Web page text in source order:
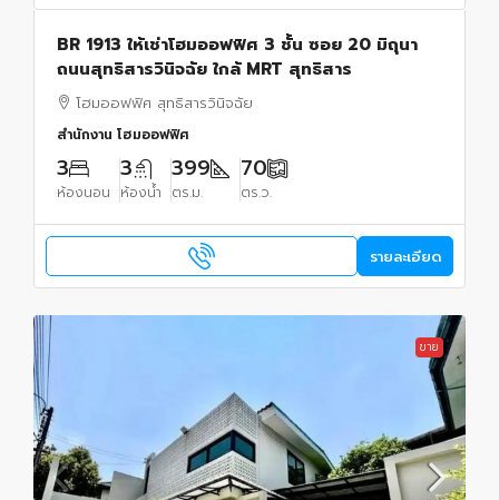
BR 1913 ให้เช่าโฮมออฟฟิศ 3 ชั้น ซอย 20 มิถุนา
ถนนสุทธิสารวินิจฉัย ใกล้ MRT สุทธิสาร
โฮมออฟฟิศ สุทธิสารวินิจฉัย
สำนักงาน โฮมออฟฟิศ
3
ห้องนอน
3
ห้องน้ำ
399
ตร.ม.
70
ตร.ว.
รายละเอียด
ขาย